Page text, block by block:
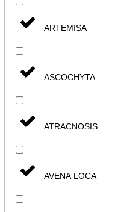
ARTEMISA
ASCOCHYTA
ATRACNOSIS
AVENA LOCA